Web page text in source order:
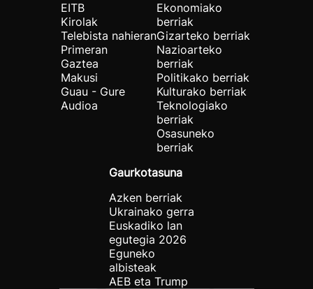
EITB
Kirolak
Telebista nahieran
Primeran
Gaztea
Makusi
Guau - Gure
Audioa
Ekonomiako
berriak
Gizarteko berriak
Nazioarteko
berriak
Politikako berriak
Kulturako berriak
Teknologiako
berriak
Osasuneko
berriak
Gaurkotasuna
Azken berriak
Ukrainako gerra
Euskadiko lan
egutegia 2026
Eguneko
albisteak
AEB eta Trump